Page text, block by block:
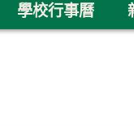
學校行事曆